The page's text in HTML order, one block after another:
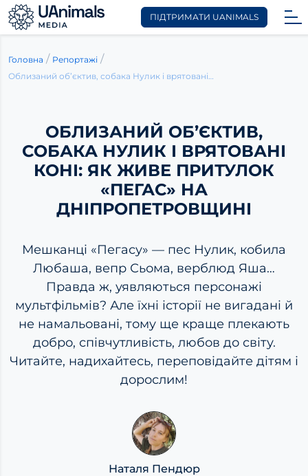
to
content
ПІДТРИМАТИ UANIMALS
Головна / Репортажі /
ОБЛИЗАНИЙ ОБ’ЄКТИВ,
СОБАКА НУЛИК І ВРЯТОВАНІ
КОНІ: ЯК ЖИВЕ ПРИТУЛОК
«ПЕГАС» НА
ДНІПРОПЕТРОВЩИНІ
Мешканці «Пегасу» — пес Нулик, кобила
Любаша, вепр Сьома, верблюд Яша…
Правда ж, уявляються персонажі
мультфільмів? Але їхні історії не вигадані й
не намальовані, тому ще краще плекають
добро, співчутливість, любов до світу.
Читайте, надихайтесь, переповідайте дітям і
дорослим!
Наталя Пендюр